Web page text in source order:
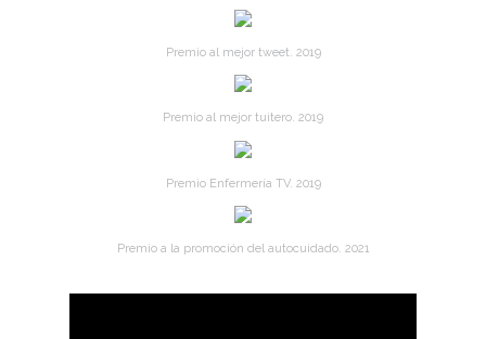
Premio al mejor tweet. 2019
Premio al mejor tuitero. 2019
Premio Enfermería TV. 2019
Premio a la promoción del autocuidado. 2021